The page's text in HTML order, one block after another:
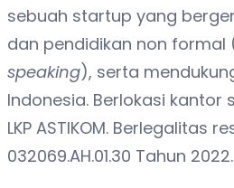
sebuah startup yang
dan pendidikan non formal
speaking), serta
Indonesia. Berlokasi
LKP ASTIKOM. Berlegalitas
032069.AH.01.30 Tahun 2022.